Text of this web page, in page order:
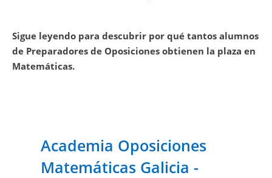
Sigue leyendo para descubrir por qué tantos alumnos
de Preparadores de Oposiciones obtienen la plaza en
Matemáticas.
Academia Oposiciones
Matemáticas Galicia -